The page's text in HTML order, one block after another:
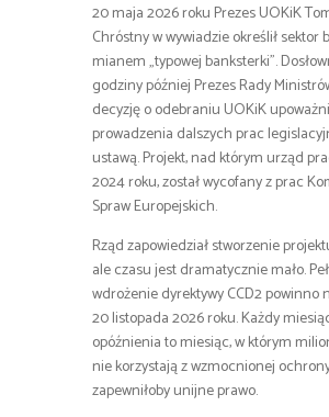
20 maja 2026 roku Prezes UOKiK
Chróstny w wywiadzie określił sektor
mianem „typowej banksterki”.
godziny później Prezes Rady
decyzję o odebraniu UOKiK
prowadzenia dalszych prac
ustawą. Projekt, nad którym urząd
2024 roku, został wycofany z prac
Spraw Europejskich.
Rząd zapowiedział stworzenie
ale czasu jest dramatycznie mało.
wdrożenie dyrektywy CCD2 powinno
20 listopada 2026 roku. Każdy
opóźnienia to miesiąc, w którym
nie korzystają z wzmocnionej
zapewniłoby unijne prawo.